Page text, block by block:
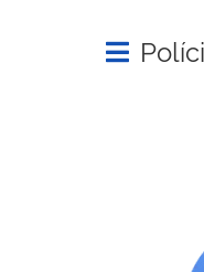
Abrir